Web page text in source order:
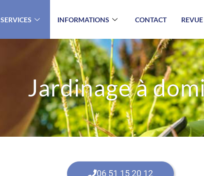
SERVICES INFORMATIONS CONTACT
Jardinage à
06 51 15 20 12